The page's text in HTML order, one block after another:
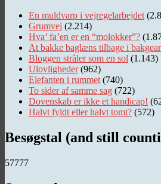
En muldvarp i vejregelarbejdet
Grumvej (2.214)
Hva’ fa’en er en “molokker”?
At bakke baglæns tilbage i
Bloggen stråler som en sol (1.143)
Ulovligheder (962)
Elefanten i rummet (740)
To sider af samme sag (722)
Dovenskab er ikke et handicap!
Halvt fyldt eller halvt tomt? (572)
Besøgstal (and still
57777